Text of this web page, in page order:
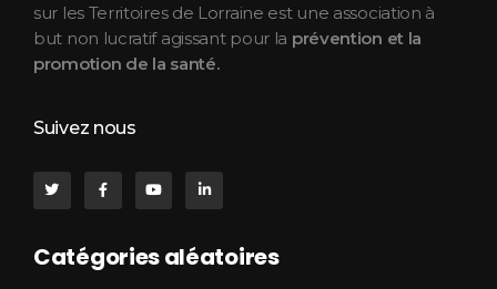
sur les Territoires de Lorraine est une association à
but non lucratif agissant pour la prévention et la
promotion de la santé.
Suivez nous
Catégories aléatoires